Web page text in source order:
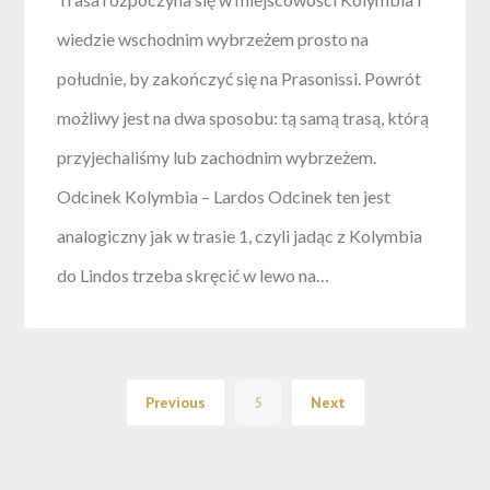
wiedzie wschodnim wybrzeżem prosto na
południe, by zakończyć się na Prasonissi. Powrót
możliwy jest na dwa sposobu: tą samą trasą, którą
przyjechaliśmy lub zachodnim wybrzeżem.
Odcinek Kolymbia – Lardos Odcinek ten jest
analogiczny jak w trasie 1, czyli jadąc z Kolymbia
do Lindos trzeba skręcić w lewo na…
Previous 5 Next